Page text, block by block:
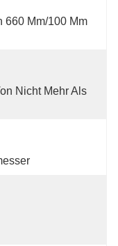
660 Mm/100 Mm
Nicht Mehr Als